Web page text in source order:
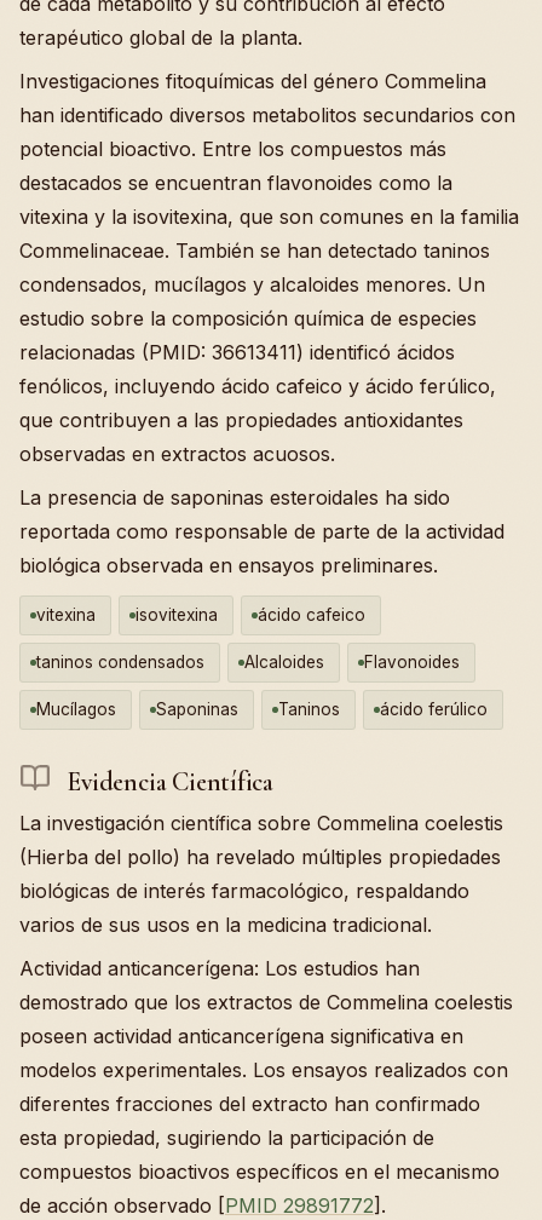
terapéutico global de la planta.
Investigaciones fitoquímicas del género Commelina
han identificado diversos metabolitos secundarios con
potencial bioactivo. Entre los compuestos más
destacados se encuentran flavonoides como la
vitexina y la isovitexina, que son comunes en la familia
Commelinaceae. También se han detectado taninos
condensados, mucílagos y alcaloides menores. Un
estudio sobre la composición química de especies
relacionadas (PMID: 36613411) identificó ácidos
fenólicos, incluyendo ácido cafeico y ácido ferúlico,
que contribuyen a las propiedades antioxidantes
observadas en extractos acuosos.
La presencia de saponinas esteroidales ha sido
reportada como responsable de parte de la actividad
biológica observada en ensayos preliminares.
vitexina isovitexina ácido cafeico
taninos condensados Alcaloides Flavonoides
Mucílagos Saponinas Taninos ácido ferúlico
Evidencia Científica
La investigación científica sobre Commelina coelestis
(Hierba del pollo) ha revelado múltiples propiedades
biológicas de interés farmacológico, respaldando
varios de sus usos en la medicina tradicional.
Actividad anticancerígena: Los estudios han
demostrado que los extractos de Commelina coelestis
poseen actividad anticancerígena significativa en
modelos experimentales. Los ensayos realizados con
diferentes fracciones del extracto han confirmado
esta propiedad, sugiriendo la participación de
compuestos bioactivos específicos en el mecanismo
de acción observado [PMID 29891772].